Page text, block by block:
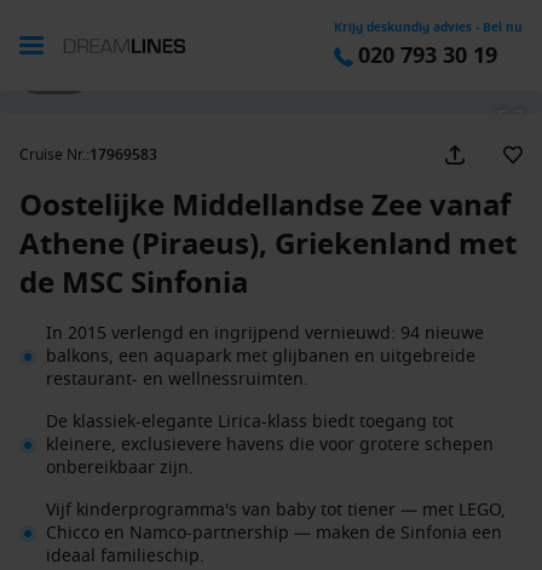
Krijg deskundig advies - Bel nu
020 793 30 19
Cruise Nr.:17969583
Oostelijke Middellandse Zee vanaf
Athene (Piraeus), Griekenland met
de MSC Sinfonia
In 2015 verlengd en ingrijpend vernieuwd: 94 nieuwe
balkons, een aquapark met glijbanen en uitgebreide
restaurant- en wellnessruimten.
De klassiek-elegante Lirica-klass biedt toegang tot
kleinere, exclusievere havens die voor grotere schepen
onbereikbaar zijn.
Vijf kinderprogramma's van baby tot tiener — met LEGO,
Chicco en Namco-partnership — maken de Sinfonia een
ideaal familieschip.